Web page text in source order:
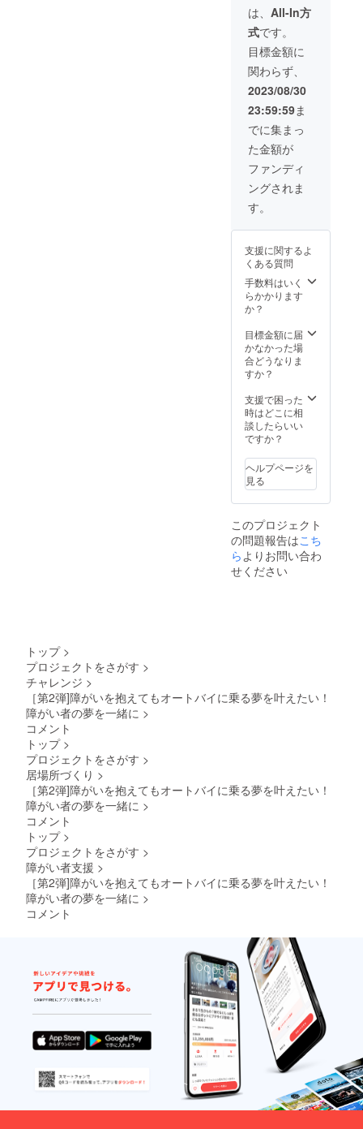
限定ロ
ゴ入
り）
350㎖の
缶が
ぴった
り入
り、缶
飲料の
美味し
い温度
を保ち
ます。
シリ
コーン
ちり
ド出来
ます。
サイ
ズ：約
75×75×
m) 容
量：
360ml
材質：
レス T
シャツ
（2023
年SSP
ゴ入
り） ナ
イロン
素材
L・
XL・
XXLの5
サイズ
展開 生
ゴ入
り） 無
撚糸パ
イル 生
産国：
中国 サ
イズ：
約
30cm×
32cm
保冷缶
ホル
ダー
（2023
年SSP
り）
缶が
ぴった
り入
り、缶
飲料の
い温度
を保ち
ます。
シリ
パーツ
でがっ
ちり
ホール
ます。
サイ
ズ：約
75×75×
m) 容
量：
360ml
材質：
ステン
素材
S・M・
産国：
ミャン
真やロ
ゴはイ
でご了
承くだ
さい。
ゴ入
り） 無
撚糸パ
イル 生
産国：
日本 サ
イズ：
約
30cm×
32cm
保冷缶
ホル
ダー
（2023
年SSP
り）
缶が
ぴった
り入
り、缶
飲料の
い温度
を保ち
ます。
シリ
パーツ
でがっ
ちり
ホール
ます。
サイ
ズ：約
75×75×
m) 容
量：
360ml
材質：
ステン
素材
S・M・
産国：
ミャン
真やロ
ゴはイ
でご了
承くだ
さい。
なく一
生の記
念にな
ります
☆彡 上
記体験
＋ハン
ドタオ
ル・保
冷缶ホ
ル
ダー・
やる箱
2023T
シャツ
ドタオ
（2023
年限定
SSPロ
ゴ入
り） 無
イル 生
産国：
中国 サ
イズ：
30cm×
32cm
保冷缶
ホル
（2023
年SSP
限定ロ
ゴ入
350㎖の
缶が
ぴった
り入
り、缶
でがっ
ちり
75×75×
123(m
レス T
シャツ
ゴ入
り） ナ
イロン
素材
S・M・
L・
XL・
XXLの5
サイズ
展開 生
産国：
ミャン
マー ※
現在デ
お届け
予定(小
冊子完
成予定)
は12月
～2024
年1月を
予定し
ており
ます
が、前
後する
可能性
がござ
います
ださ
記＋ハ
ンドタ
オル・
保冷缶
ホル
やる箱
2023T
シャツ
3点セッ
ドタオ
ル
（2023
年限定
ゴ入
り） 無
撚糸パ
イル 生
日本 サ
イズ：
約
30cm×
32cm
350㎖の
缶が
い温度
を保ち
ちり
ホール
ズ：約
75×75×
123(m
m) 容
量：
360ml
材質：
ステン
レス T
シャツ
（2023
年SSP
限定ロ
ゴ入
は、 All-In方
式です。
目標金額に
関わらず、
2023/08/30
23:59:59ま
でに集まっ
た金額が
ファンディ
ングされま
す。
支援に関するよ
くある質問
手数料はいく
らかかります
か？
目標金額に届
かなかった場
合どうなりま
すか？
支援で困った
時はどこに相
談したらいい
ですか？
ヘルプページを
見る
このプロジェクト
の問題報告はこち
らよりお問い合わ
せください
トップ >
プロジェクトをさがす >
チャレンジ >
［第2弾]障がいを抱えてもオートバイに乗る夢を叶えたい！
障がい者の夢を一緒に >
コメント
トップ >
プロジェクトをさがす >
居場所づくり >
［第2弾]障がいを抱えてもオートバイに乗る夢を叶えたい！
障がい者の夢を一緒に >
コメント
トップ >
プロジェクトをさがす >
障がい者支援 >
［第2弾]障がいを抱えてもオートバイに乗る夢を叶えたい！
障がい者の夢を一緒に >
コメント